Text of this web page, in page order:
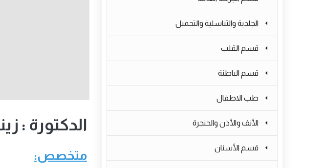
الدكتورة :
متخصص:
الجلدية والتناسلية والتجميل
قسم القلب
قسم الباطنة
طب الاطفال
الأنف والأذن والحنجرة
قسم الأسنان